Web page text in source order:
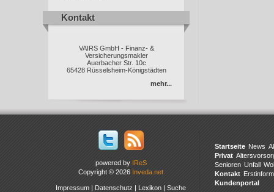
Kontakt
Kontakt
VAIRS GmbH - Finanz- &
Versicherungsmakler
Auerbacher Str. 10c
65428 Rüsselsheim-Königstädten
mehr...
powered by IReS
Copyright © 2026 Inveda.net
Impressum | Datenschutz | Lexikon | Suche
Startseite News
Privat
Senioren Unfall
Kontakt
Kundenportal